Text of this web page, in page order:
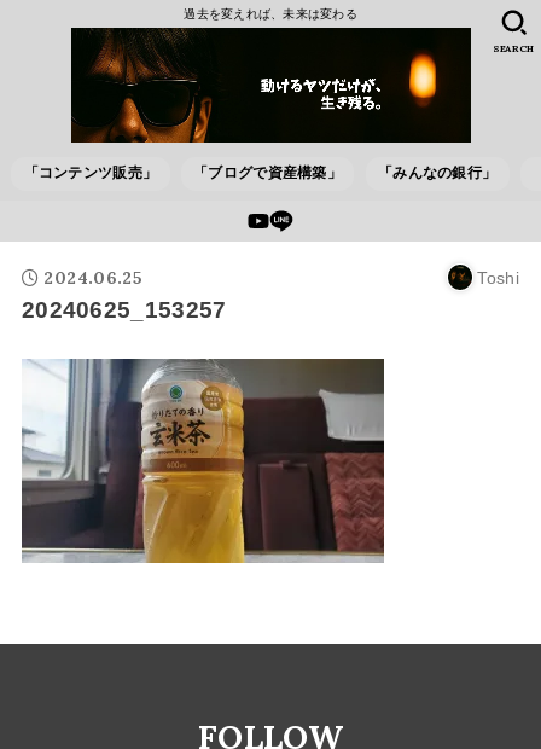
過去を変えれば、未来は変わる
「コンテンツ販売」 「ブログで資産構築」 「みんなの銀行」
SEARCH
2024.06.25 Toshi
20240625_153257
FOLLOW